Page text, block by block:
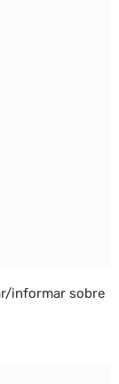
informar sobre